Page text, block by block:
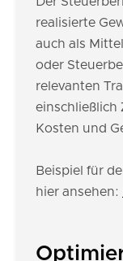
realisierte
auch als
oder
relevanten
einschließlich
Kosten und
Beispiel für
hier ansehen: